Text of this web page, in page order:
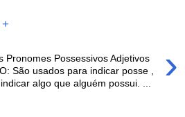
›
Pronomes Possessivos Adjetivos
São usados para indicar posse ,
algo que alguém possui. ...